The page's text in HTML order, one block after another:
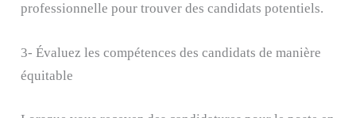
professionnelle pour trouver des candidats potentiels.
3- Évaluez les compétences des candidats de manière
équitable